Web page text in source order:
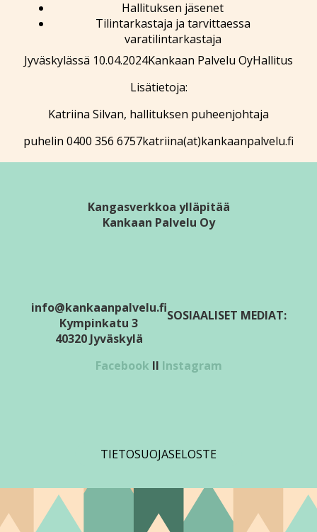
Hallituksen jäsenet
Tilintarkastaja ja tarvittaessa
varatilintarkastaja
Jyväskylässä 10.04.2024Kankaan Palvelu OyHallitus
Lisätietoja:
Katriina Silvan, hallituksen puheenjohtaja
puhelin 0400 356 6757katriina(at)kankaanpalvelu.fi
Kangasverkkoa ylläpitää
Kankaan Palvelu Oy
info@kankaanpalvelu.fi
Kympinkatu 3
40320 Jyväskylä
SOSIAALISET MEDIAT:
Facebook II Instagram
TIETOSUOJASELOSTE